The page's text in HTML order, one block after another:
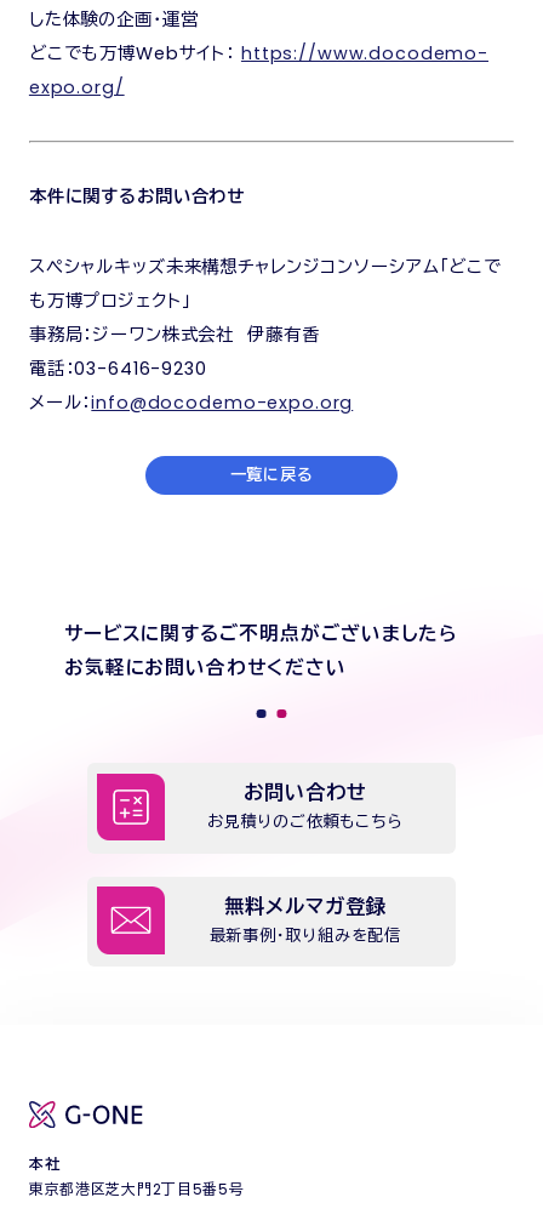
した体験の企画・運営
どこでも万博Webサイト： https://www.docodemo-
expo.org/
本件に関するお問い合わせ
スペシャルキッズ未来構想チャレンジコンソーシアム「どこで
も万博プロジェクト」
事務局：ジーワン株式会社 伊藤有香
電話：03-6416-9230
メール：info@docodemo-expo.org
一覧に戻る
サービスに関するご不明点がございましたら
お気軽にお問い合わせください
お問い合わせ
お見積りのご依頼もこちら
無料メルマガ登録
最新事例・取り組みを配信
本社
東京都港区芝大門2丁目5番5号